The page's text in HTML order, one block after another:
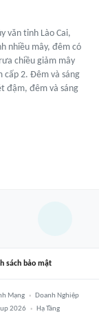
văn tỉnh Lào Cai,
nhiều mây, đêm có
chiều giảm mây
cấp 2. Đêm và sáng
đậm, đêm và sáng
sách bảo mật
Mạng
Doanh Nghiệp
2026
Hạ Tầng